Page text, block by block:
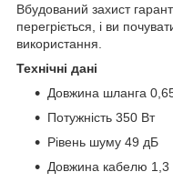
Вбудований захист
перегріється, і ви
використання.
Технічні дані
Довжина шланга
Потужність 350 Вт
Рівень шуму 49 дБ
Довжина кабелю 1,3